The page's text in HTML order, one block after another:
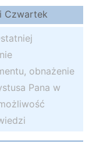
Czwartek
obnażenie
Pana w